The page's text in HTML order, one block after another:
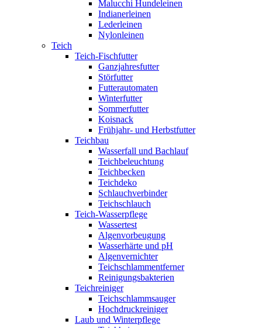
Malucchi Hundeleinen
Indianerleinen
Lederleinen
Nylonleinen
Teich
Teich-Fischfutter
Ganzjahresfutter
Störfutter
Futterautomaten
Winterfutter
Sommerfutter
Koisnack
Frühjahr- und Herbstfutter
Teichbau
Wasserfall und Bachlauf
Teichbeleuchtung
Teichbecken
Teichdeko
Schlauchverbinder
Teichschlauch
Teich-Wasserpflege
Wassertest
Algenvorbeugung
Wasserhärte und pH
Algenvernichter
Teichschlammentferner
Reinigungsbakterien
Teichreiniger
Teichschlammsauger
Hochdruckreiniger
Laub und Winterpflege